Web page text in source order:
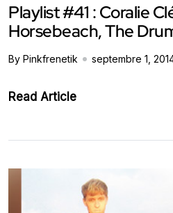
Playlist #41 : Coralie
Horsebeach, The
By Pinkfrenetik septembre 1,
Read Article